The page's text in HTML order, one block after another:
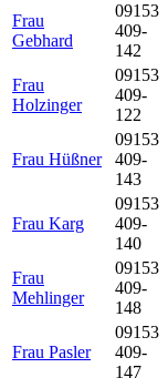
Frau
Gebhard
09153
409-
142
Frau
Holzinger
09153
409-
122
Frau Hüßner
09153
409-
143
Frau Karg
09153
409-
140
Frau
Mehlinger
09153
409-
148
Frau Pasler
09153
409-
147